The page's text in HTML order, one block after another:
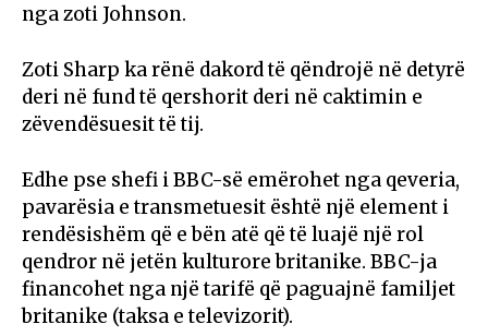
nga zoti Johnson.
Zoti Sharp ka rënë dakord të qëndrojë në detyrë
deri në fund të qershorit deri në caktimin e
zëvendësuesit të tij.
Edhe pse shefi i BBC-së emërohet nga qeveria,
pavarësia e transmetuesit është një element i
rendësishëm që e bën atë që të luajë një rol
qendror në jetën kulturore britanike. BBC-ja
financohet nga një tarifë që paguajnë familjet
britanike (taksa e televizorit).